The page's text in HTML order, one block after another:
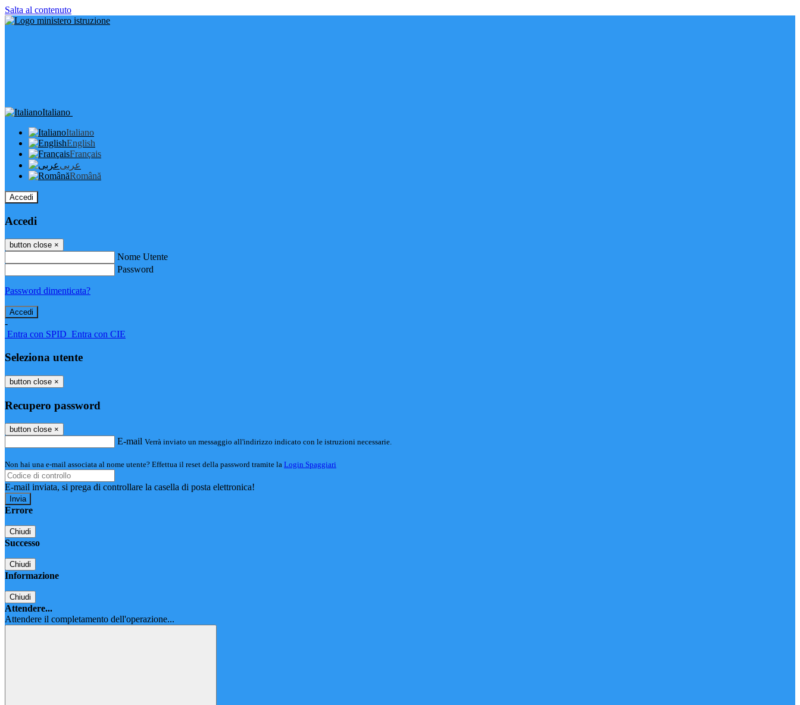
Salta al contenuto
Italiano
Italiano
English
Français
عربى
Română
Accedi
Accedi
button close ×
Nome Utente
Password
Password dimenticata?
-
Entra con SPID Entra con CIE
Seleziona utente
button close ×
Recupero password
button close ×
E-mail Verrà inviato un messaggio all'indirizzo indicato con le istruzioni necessarie.
Non hai una e-mail associata al nome utente? Effettua il reset della password tramite la Login Spaggiari
E-mail inviata, si prega di controllare la casella di posta elettronica!
Errore
Chiudi
Successo
Chiudi
Informazione
Chiudi
Attendere...
Attendere il completamento dell'operazione...